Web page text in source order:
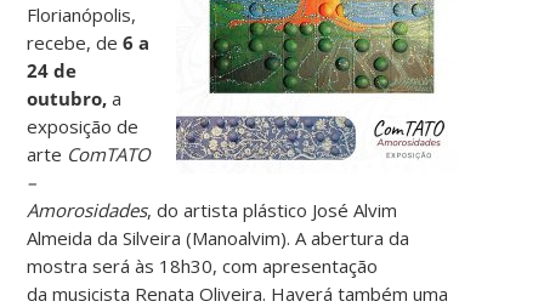
Florianópolis,
recebe, de6 a
24 de
outubro, a
exposição de
arte ComTATO
–
Amorosidades, do artista plástico José Alvim
Almeida da Silveira (Manoalvim). A abertura da
mostra será às 18h30, com apresentação
da musicista Renata Oliveira. Haverá também uma